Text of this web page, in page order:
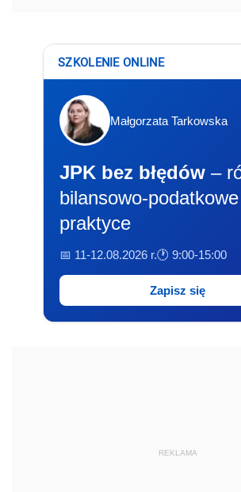
SZKOLENIE ONLINE
Małgorzata Tarkowska
JPK bez błędów –
bilansowo-
praktyce
📅 11-12.08.2026 r.🕐 9:00-15:00
Zapisz się
REKLAMA